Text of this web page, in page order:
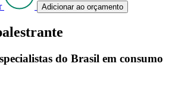
Adicionar ao orçamento
do Brasil em consumo